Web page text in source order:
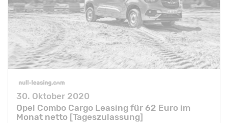
30. Oktober 2020
Opel Combo Cargo Leasing für 62 Euro im
Monat netto [Tageszulassung]